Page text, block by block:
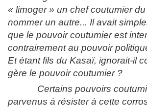
« limoger » un chef coutumier
nommer un autre... Il avait
que le pouvoir coutumier est
contrairement au pouvoir
Et étant fils du Kasaï, ignorait-il
gère le pouvoir coutumier ?
Certains pouvoirs
parvenus à résister à cette